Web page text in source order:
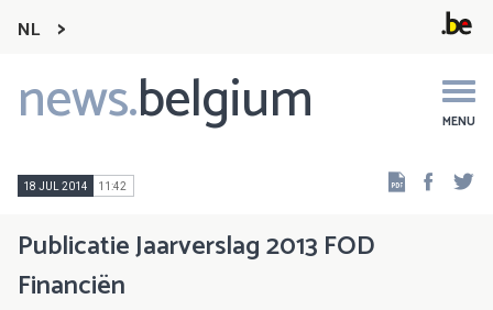
NL
news.belgium MENU
Main
navigation
18 JUL 2014 11:42
Publicatie Jaarverslag 2013 FOD
Financiën